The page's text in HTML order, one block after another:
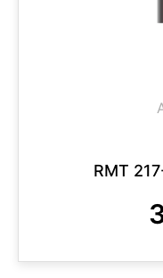
RMT